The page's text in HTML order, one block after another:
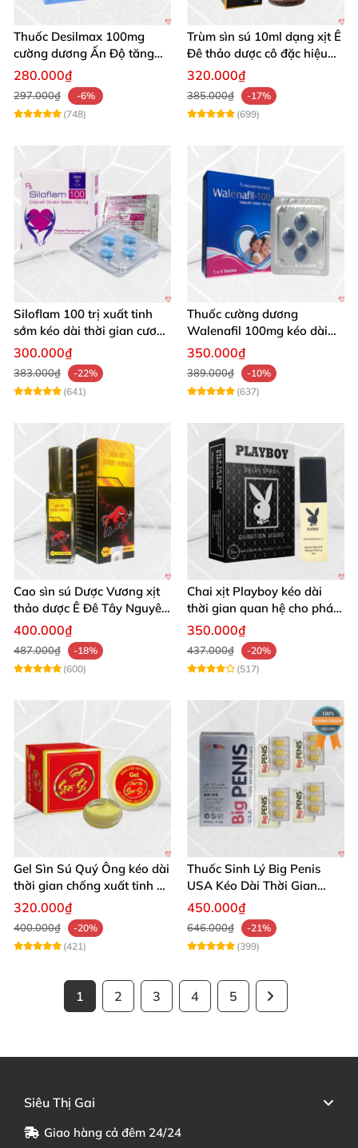
Thuốc Desilmax 100mg
cường dương Ấn Độ tăng
sinh lý mạnh
280.000₫
297.000₫
-6%
(748)
Trùm sìn sú 10ml dạng xịt Ê
Đê thảo dược cô đặc hiệu
quả
320.000₫
385.000₫
-17%
(699)
Siloflam 100 trị xuất tinh
sớm kéo dài thời gian cương
dương
300.000₫
383.000₫
-22%
(641)
Thuốc cường dương
Walenafil 100mg kéo dài
sinh lý nam nhanh chóng
350.000₫
389.000₫
-10%
(637)
Cao sìn sú Dược Vương xịt
thảo dược Ê Đê Tây Nguyên
chính hãng
400.000₫
487.000₫
-18%
(600)
Chai xịt Playboy kéo dài
thời gian quan hệ cho phái
mạnh hiệu quả ngay
350.000₫
437.000₫
-20%
(517)
Gel Sìn Sú Quý Ông kéo dài
thời gian chống xuất tinh an
toàn hiệu quả
320.000₫
400.000₫
-20%
(421)
Thuốc Sinh Lý Big Penis
USA Kéo Dài Thời Gian
Chống Xuất Tinh Sớm
450.000₫
646.000₫
-21%
(399)
1 2 3 4 5
Siêu Thị Gai
Giao hàng cả đêm 24/24